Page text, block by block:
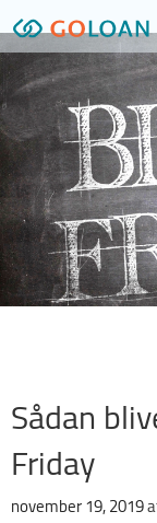
Videre
til
indhold
Sådan
Friday
Udgivet
november 19, 2019